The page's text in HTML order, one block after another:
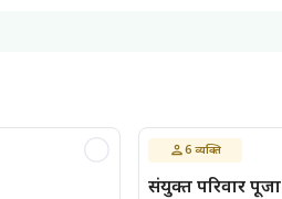
6 व्यक्ति
संयुक्त परिवार पूजा